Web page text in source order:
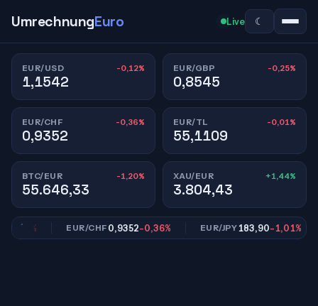
UmrechnungEuro Live ☾
EUR/USD -0,12%
1,1542
EUR/GBP -0,25%
0,8545
EUR/CHF -0,36%
0,9352
EUR/TL -0,01%
55,1109
BTC/EUR -1,20%
55.646,33
XAU/EUR +1,44%
3.804,43
EUR/CHF0,9352-0,36% EUR/JPY183,90-1,01%